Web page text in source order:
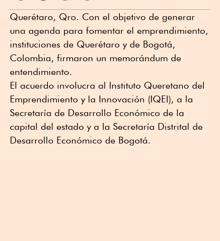
Querétaro, Qro. Con el objetivo de generar
una agenda para fomentar el emprendimiento,
instituciones de Querétaro y de Bogotá,
Colombia, firmaron un memorándum de
entendimiento.
El acuerdo involucra al Instituto Queretano del
Emprendimiento y la Innovación (IQEI), a la
Secretaría de Desarrollo Económico de la
capital del estado y a la Secretaría Distrital de
Desarrollo Económico de Bogotá.